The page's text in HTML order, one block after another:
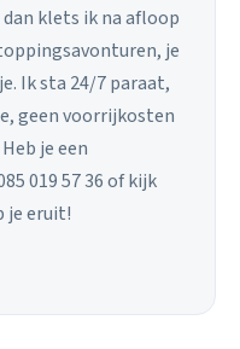
dan klets ik na afloop
je
Ik sta 24/7 paraat,
geen voorrijkosten
je een
019 57 36 of kijk
je eruit!